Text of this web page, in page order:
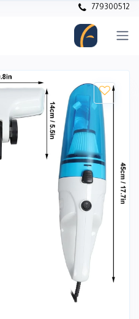
779300512